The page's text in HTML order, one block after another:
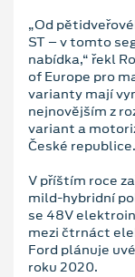
„Od
ST – v tomto
nabídka,“ řekl
of Europe pro
varianty mají
nejnovějším z
variant a
České republice.
V příštím roce
mild-hybridní
se 48V
mezi čtrnáct
Ford plánuje
roku 2020.